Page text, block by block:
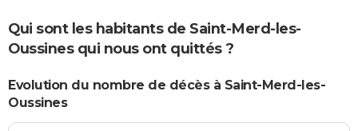
Qui sont les habitants de Saint-Merd-les-
Oussines qui nous ont quittés ?
Evolution du nombre de décès à Saint-Merd-les-
Oussines